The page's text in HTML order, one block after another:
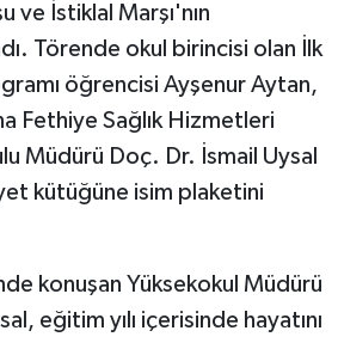
ve İstiklal Marşı'nın
Törende okul birincisi olan İlk
öğrencisi Ayşenur Aytan,
Fethiye Sağlık Hizmetleri
Müdürü Doç. Dr. İsmail Uysal
kütüğüne isim plaketini
konuşan Yüksekokul Müdürü
eğitim yılı içerisinde hayatını